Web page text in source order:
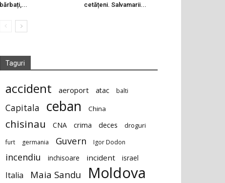
bărbați,...
cetățeni. Salvamarii...
Taguri
accident aeroport atac balti
Capitala ceban China
chisinau CNA crima deces droguri
furt germania Guvern Igor Dodon
incendiu inchisoare incident israel
Italia Maia Sandu Moldova